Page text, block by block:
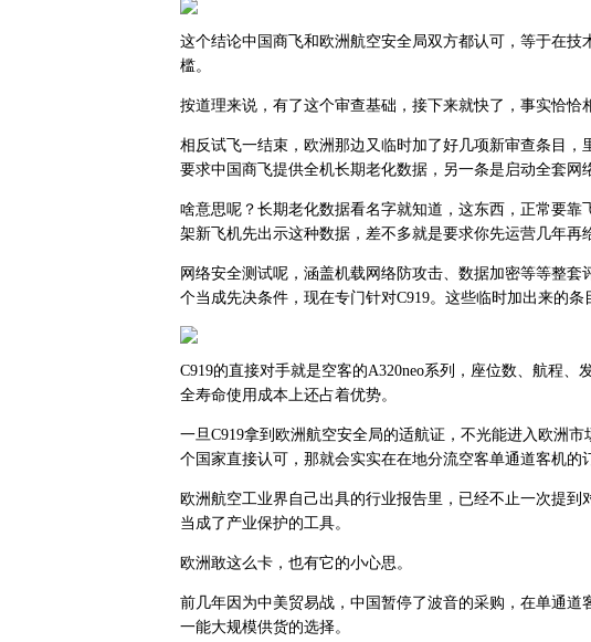
这个结论中国商飞和欧洲航空安全局双方都认可，等于在技
槛。
按道理来说，有了这个审查基础，接下来就快了，事实恰恰
相反试飞一结束，欧洲那边又临时加了好几项新审查条目
要求中国商飞提供全机长期老化数据，另一条是启动全套网
啥意思呢？长期老化数据看名字就知道，这东西，正常要
架新飞机先出示这种数据，差不多就是要求你先运营几年再
网络安全测试呢，涵盖机载网络防攻击、数据加密等等整
个当成先决条件，现在专门针对C919。这些临时加出来的条
C919的直接对手就是空客的A320neo系列，座位数、航程、
全寿命使用成本上还占着优势。
一旦C919拿到欧洲航空安全局的适航证，不光能进入欧洲
个国家直接认可，那就会实实在在地分流空客单通道客机的
欧洲航空工业界自己出具的行业报告里，已经不止一次提
当成了产业保护的工具。
欧洲敢这么卡，也有它的小心思。
前几年因为中美贸易战，中国暂停了波音的采购，在单通道
一能大规模供货的选择。